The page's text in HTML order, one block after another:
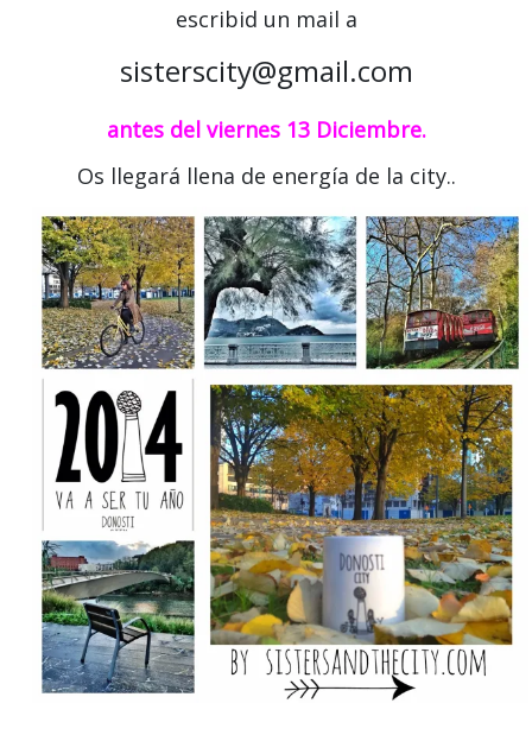
escribid un mail a
sisterscity@gmail.com
antes del viernes 13 Diciembre.
Os llegará llena de energía de la city..